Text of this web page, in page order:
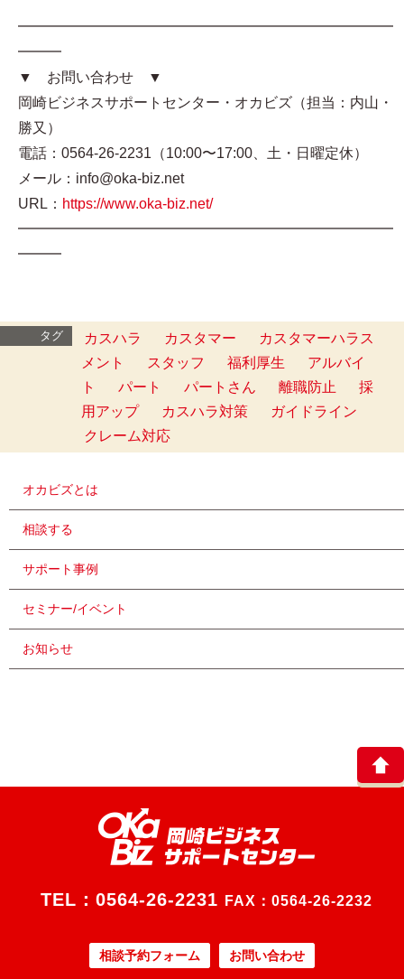
━━━━━━━━━━━━━━━━━━━━━━━━━━
━━━
▼ お問い合わせ ▼
岡崎ビジネスサポートセンター・オカビズ（担当：内山・
勝又）
電話：0564-26-2231（10:00〜17:00、土・日曜定休）
メール：info@oka-biz.net
URL： https://www.oka-biz.net/
━━━━━━━━━━━━━━━━━━━━━━━━━━
━━━
タグ カスハラ カスタマー
カスタマーハラス
メント
スタッフ 福利厚生
アルバイ
ト
パート パートさん 離職防止
採
用アップ
カスハラ対策
ガイドライン
クレーム対応
オカビズとは
相談する
サポート事例
セミナー/イベント
お知らせ
TEL： 0564-26-2231 FAX：0564-26-2232
相談予約フォーム お問い合わせ